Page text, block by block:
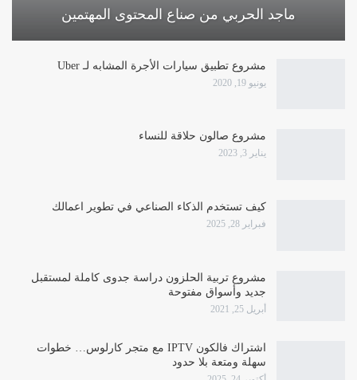
ماجد الحربي من صناع المحتوى المهتمين
مشروع تطبيق سيارات الأجرة المشابه لـ Uber
يونيو 19, 2020
مشروع صالون حلاقة للنساء
يناير 3, 2023
كيف تستخدم الذكاء الصناعي في تطوير اعمالك
فبراير 28, 2025
مشروع تربية الحلزون دراسة جدوى كاملة لمستقبل
جديد وأسواق مفتوحة
أبريل 25, 2021
اشتراك فالكون IPTV مع متجر كارلوس… خطوات
سهلة ومتعة بلا حدود